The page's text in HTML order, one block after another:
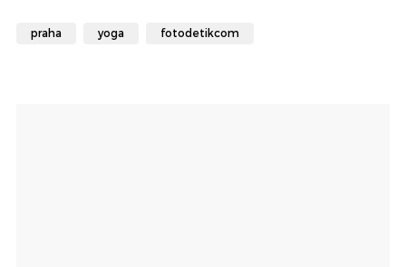
praha yoga fotodetikcom